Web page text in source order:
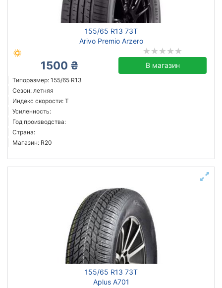
155/65 R13 73T
Arivo Premio Arzero
1500 ₴ В магазин
Типоразмер: 155/65 R13
Сезон: летняя
Индекс скорости: T
Усиленность:
Год производства:
Страна:
Магазин: R20
155/65 R13 73T
Aplus A701